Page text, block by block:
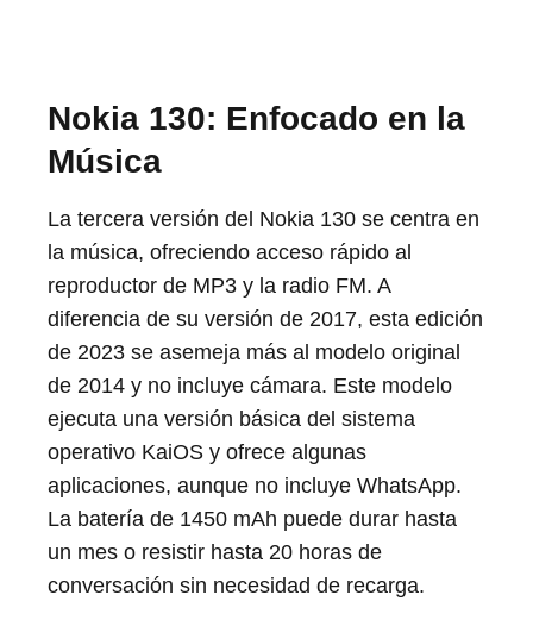
Nokia 130: Enfocado en la
Música
La tercera versión del Nokia 130 se centra en
la música, ofreciendo acceso rápido al
reproductor de MP3 y la radio FM. A
diferencia de su versión de 2017, esta edición
de 2023 se asemeja más al modelo original
de 2014 y no incluye cámara. Este modelo
ejecuta una versión básica del sistema
operativo KaiOS y ofrece algunas
aplicaciones, aunque no incluye WhatsApp.
La batería de 1450 mAh puede durar hasta
un mes o resistir hasta 20 horas de
conversación sin necesidad de recarga.